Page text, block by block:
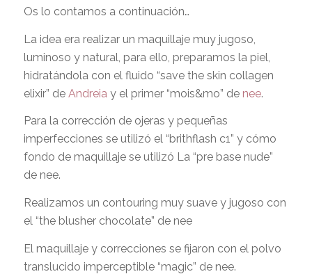
Os lo contamos a continuación…
La idea era realizar un maquillaje muy jugoso,
luminoso y natural, para ello, preparamos la piel,
hidratándola con el fluido “save the skin collagen
elixir” de Andreiay el primer “mois&mo” de nee.
Para la corrección de ojeras y pequeñas
imperfecciones se utilizó el “brithflash c1” y cómo
fondo de maquillaje se utilizó La “pre base nude”
de nee.
Realizamos un contouring muy suave y jugoso con
el “the blusher chocolate” de nee
El maquillaje y correcciones se fijaron con el polvo
translucido imperceptible “magic” de nee.